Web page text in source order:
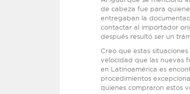
de cabeza fue para
entregaban la
contactar al importador
después resultó ser un
Creo que estas
velocidad que las nuevas
en Latinoamérica es
procedimientos
quienes compraron estos